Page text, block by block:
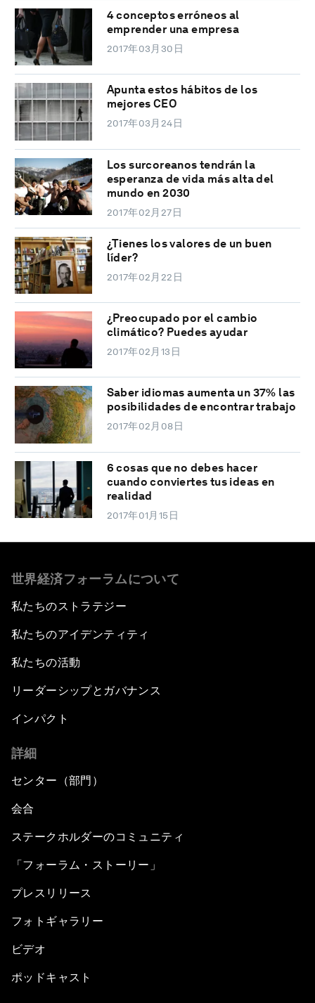
4 conceptos erróneos al
emprender una empresa
2017年03月30日
Apunta estos hábitos de los
mejores CEO
2017年03月24日
Los surcoreanos tendrán la
esperanza de vida más alta del
mundo en 2030
2017年02月27日
¿Tienes los valores de un buen
líder?
2017年02月22日
¿Preocupado por el cambio
climático? Puedes ayudar
2017年02月13日
Saber idiomas aumenta un 37% las
posibilidades de encontrar trabajo
2017年02月08日
6 cosas que no debes hacer
cuando conviertes tus ideas en
realidad
2017年01月15日
世界経済フォーラムについて
私たちのストラテジー
私たちのアイデンティティ
私たちの活動
リーダーシップとガバナンス
インパクト
詳細
センター（部門）
会合
ステークホルダーのコミュニティ
「フォーラム・ストーリー」
プレスリリース
フォトギャラリー
ビデオ
ポッドキャスト